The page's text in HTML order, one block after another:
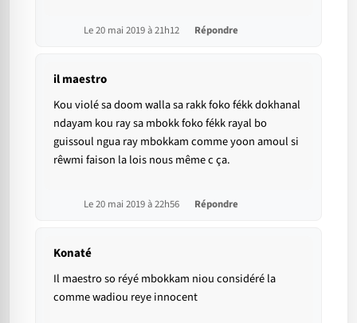
Le 20 mai 2019 à 21h12 Répondre
il maestro
Kou violé sa doom walla sa rakk foko fékk dokhanal
ndayam kou ray sa mbokk foko fékk rayal bo
guissoul ngua ray mbokkam comme yoon amoul si
rêwmi faison la lois nous même c ça.
Le 20 mai 2019 à 22h56 Répondre
Konaté
Il maestro so réyé mbokkam niou considéré la
comme wadiou reye innocent